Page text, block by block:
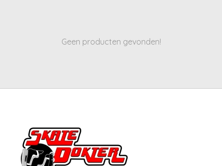
Geen producten gevonden!